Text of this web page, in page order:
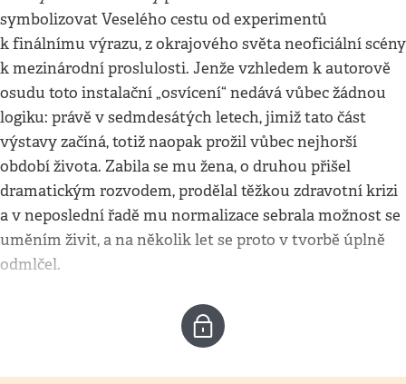
symbolizovat Veselého cestu od experimentů
k finálnímu výrazu, z okrajového světa neoficiální scény
k mezinárodní proslulosti. Jenže vzhledem k autorově
osudu toto instalační „osvícení“ nedává vůbec žádnou
logiku: právě v sedmdesátých letech, jimiž tato část
výstavy začíná, totiž naopak prožil vůbec nejhorší
období života. Zabila se mu žena, o druhou přišel
dramatickým rozvodem, prodělal těžkou zdravotní krizi
a v neposlední řadě mu normalizace sebrala možnost se
uměním živit, a na několik let se proto v tvorbě úplně
odmlčel.